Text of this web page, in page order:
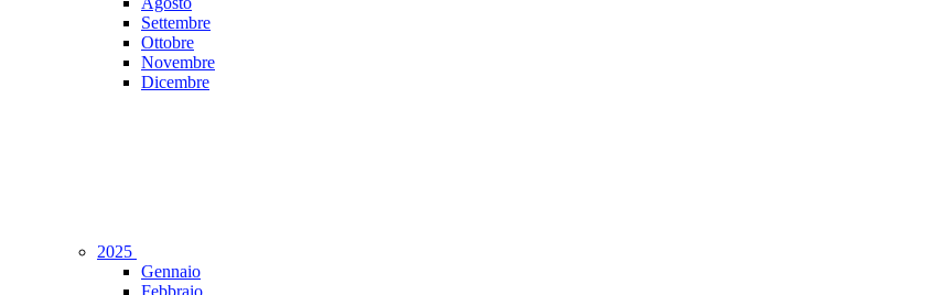
Settembre
Ottobre
Novembre
Dicembre
2025
Gennaio